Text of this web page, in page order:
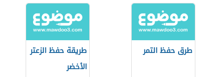
طرق حفظ التمر
طريقة حفظ الزعتر
الأخضر